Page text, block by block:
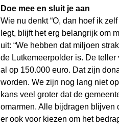
Doe mee en sluit je aan
Wie nu denkt “O, dan hoef ik
legt, blijft het erg belangrijk om
uit: “We hebben dat miljoen
de Lutkemeerpolder is. De
al op 150.000 euro. Dat zijn
worden. We zijn nog lang niet
kans veel groter dat de
omarmen. Alle bijdragen blijven
er ook voor kiezen om het